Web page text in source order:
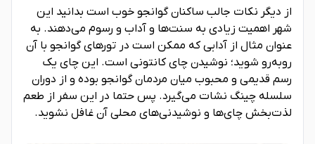
از دیگر نکات جالب ساکنان گوانجو خوب است بدانید این
شهر اهمیت زیادی به سنت‌ها و آداب و رسوم می‌دهند. به
عنوان مثال از آدابی که ممکن است در تورهای گوانجو با آن
روبه‌رو شوید؛ نوشیدن چای کانتونی است. این چای یک
رسم قدیمی و محبوب میان مردمان گوانجو بوده و از دوران
سلسله چینگ نشات می‌گیرد. پس حتما در این سفر از طعم
لذت‌بخش چای‌ها و نوشیدنی‌های محلی آن غافل نشوید.